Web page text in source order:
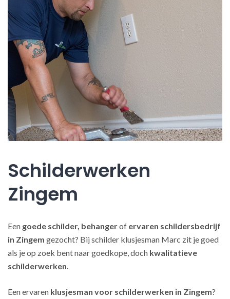
Schilderwerken
Zingem
Een goede schilder, behangerof ervaren schildersbedrijf
in Zingem gezocht? Bij schilder klusjesman Marc zit je goed
als je op zoek bent naar goedkope, doch kwalitatieve
schilderwerken.
Een ervaren klusjesman voor schilderwerken in Zingem?